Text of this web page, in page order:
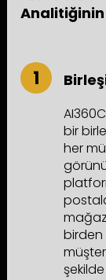
bir
her
birden